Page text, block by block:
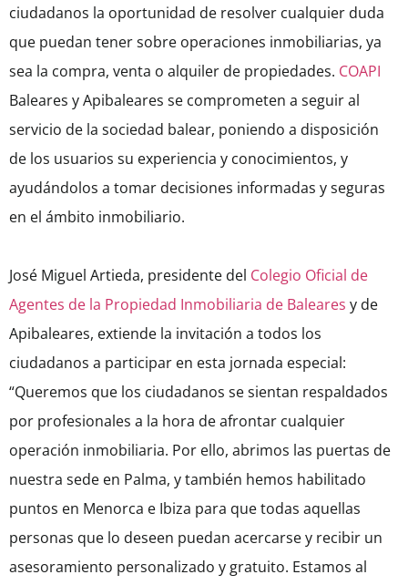
ciudadanos la oportunidad de resolver cualquier duda
que puedan tener sobre operaciones inmobiliarias, ya
sea la compra, venta o alquiler de propiedades. COAPI
Baleares y Apibaleares se comprometen a seguir al
servicio de la sociedad balear, poniendo a disposición
de los usuarios su experiencia y conocimientos, y
ayudándolos a tomar decisiones informadas y seguras
en el ámbito inmobiliario.
José Miguel Artieda, presidente del Colegio Oficial de
Agentes de la Propiedad Inmobiliaria de Baleares y de
Apibaleares, extiende la invitación a todos los
ciudadanos a participar en esta jornada especial:
“Queremos que los ciudadanos se sientan respaldados
por profesionales a la hora de afrontar cualquier
operación inmobiliaria. Por ello, abrimos las puertas de
nuestra sede en Palma, y también hemos habilitado
puntos en Menorca e Ibiza para que todas aquellas
personas que lo deseen puedan acercarse y recibir un
asesoramiento personalizado y gratuito. Estamos al